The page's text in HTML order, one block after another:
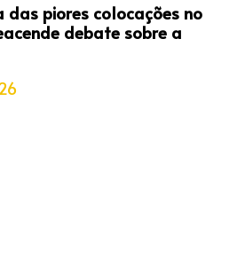
das piores colocações no
debate sobre a